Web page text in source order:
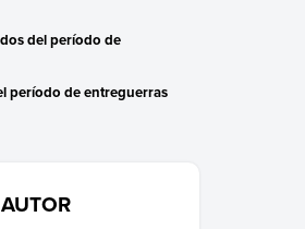
del período de
período de entreguerras